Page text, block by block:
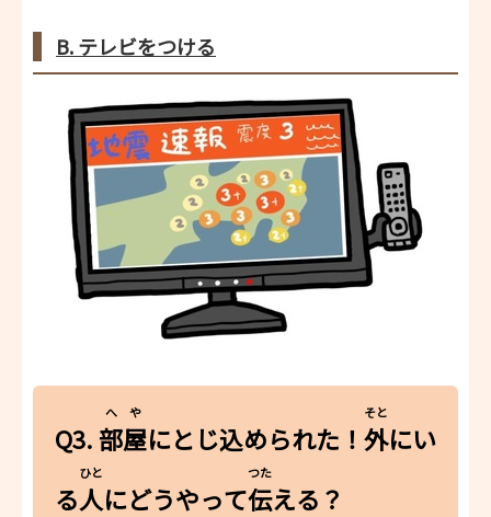
B. テレビをつける
Q3. 部屋
へや
にとじ込められた！ 外
そと
にい
る人
ひと
にどうやって伝
つた
える？